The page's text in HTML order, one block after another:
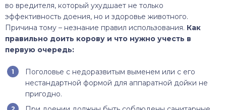
во вредителя, который ухудшает не только
эффективность доения, но и здоровье животного.
Причина тому – незнание правил использования. Как
правильно доить корову и что нужно учесть в
первую очередь:
Поголовье с недоразвитым выменем или с его
нестандартной формой для аппаратной дойки не
пригодно.